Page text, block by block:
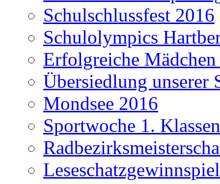
Schulschlussfest 2016
Schulolympics
Erfolgreiche Mädchen
Übersiedlung unserer
Mondsee 2016
Sportwoche 1.